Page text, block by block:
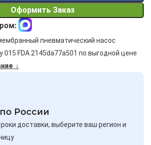
Оформить Заказ
пневматический насос
015 FDA 2145da77a501 по выгодной цене
↓
России
доставки, выберите ваш регион и